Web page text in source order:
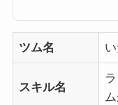
ツム名
スキル名